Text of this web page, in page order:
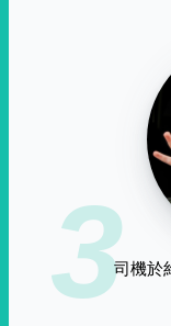
3司機於